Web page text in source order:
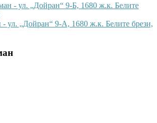
- ул. „Дойран“ 9-Б, 1680 ж.к. Белите
ул. „Дойран“ 9-А, 1680 ж.к. Белите брези,